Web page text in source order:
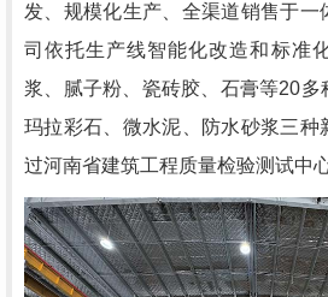
发、规模化生产、全渠道销售于一
司依托生产线智能化改造和标准
浆、腻子粉、瓷砖胶、石膏等20多
玛拉彩石、微水泥、
防水砂浆三种
过河南省建筑工程质量检验测试中